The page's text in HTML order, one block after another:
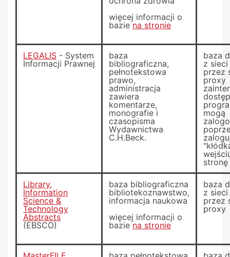
więcej informacji o
baziena stronie
LEGALIS - System
Informacji Prawnej
baza
bibliograficzna,
pełnotekstowa
prawo,
administracja
zawiera
komentarze,
monografie i
czasopisma
Wydawnictwa
C.H.Beck.
baza
z
przez
proxy
mogą
stronę
Library,
Information
Science &
Technology
Abstracts
(EBSCO)
baza bibliograficzna
bibliotekoznawstwo,
informacja naukowa
więcej informacji o
baziena stronie
baza
z
przez
proxy